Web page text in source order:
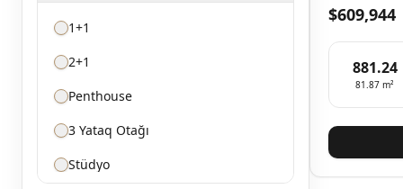
1+1
2+1
Penthouse
3 Yataq Otağı
Stüdyo
$609,944
881.24
81.87 m²